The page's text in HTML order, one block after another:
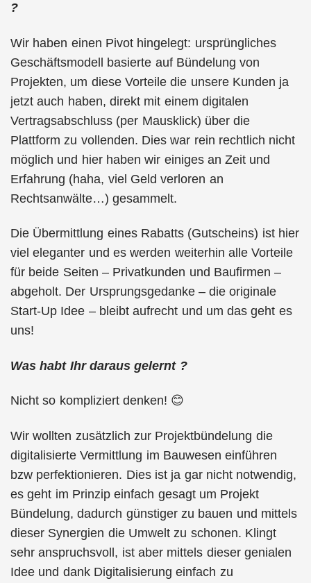
?
Wir haben einen Pivot hingelegt: ursprüngliches
Geschäftsmodell basierte auf Bündelung von
Projekten, um diese Vorteile die unsere Kunden ja
jetzt auch haben, direkt mit einem digitalen
Vertragsabschluss (per Mausklick) über die
Plattform zu vollenden. Dies war rein rechtlich nicht
möglich und hier haben wir einiges an Zeit und
Erfahrung (haha, viel Geld verloren an
Rechtsanwälte…) gesammelt.
Die Übermittlung eines Rabatts (Gutscheins) ist hier
viel eleganter und es werden weiterhin alle Vorteile
für beide Seiten – Privatkunden und Baufirmen –
abgeholt. Der Ursprungsgedanke – die originale
Start-Up Idee – bleibt aufrecht und um das geht es
uns!
Was habt Ihr daraus gelernt ?
Nicht so kompliziert denken! 😊
Wir wollten zusätzlich zur Projektbündelung die
digitalisierte Vermittlung im Bauwesen einführen
bzw perfektionieren. Dies ist ja gar nicht notwendig,
es geht im Prinzip einfach gesagt um Projekt
Bündelung, dadurch günstiger zu bauen und mittels
dieser Synergien die Umwelt zu schonen. Klingt
sehr anspruchsvoll, ist aber mittels dieser genialen
Idee und dank Digitalisierung einfach zu